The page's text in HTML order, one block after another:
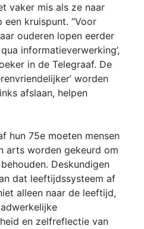
vaker mis als ze naar
kruispunt. “Voor
ouderen lopen eerder
informatieverwerking’,
in de Telegraaf. De
worden
afslaan, helpen
hun 75e moeten mensen
arts worden gekeurd om
Deskundigen
dat leeftijdssysteem af
alleen naar de leeftijd,
en zelfreflectie van